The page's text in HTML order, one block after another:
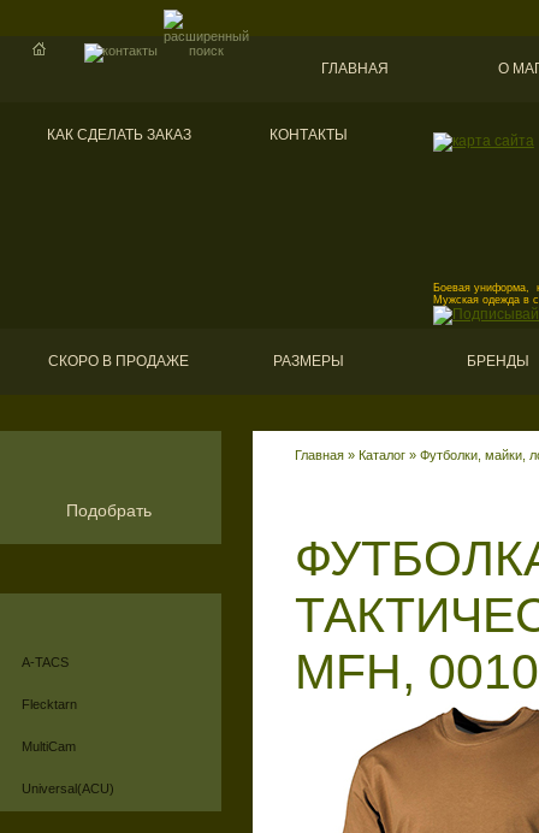
ГЛАВНАЯ О
КАК СДЕЛАТЬ ЗАКАЗ КОНТАКТЫ
Боевая униформа,
Мужская одежда в
СКОРО В ПРОДАЖЕ РАЗМЕРЫ БРЕНДЫ
Подобрать
A-TACS
Flecktarn
MultiCam
Universal(ACU)
Главная » Каталог » Футболки, майки,
MFH,